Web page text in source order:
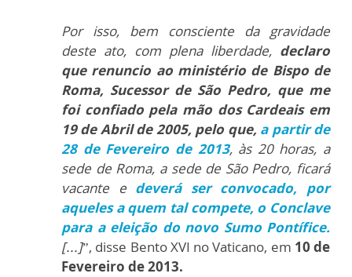
Por isso, bem consciente da gravidade
deste ato, com plena liberdade, declaro
que renuncio ao ministério de Bispo de
Roma, Sucessor de São Pedro, que me
foi confiado pela mão dos Cardeais em
19 de Abril de 2005, pelo que, a partir de
28 de Fevereiro de 2013, às 20 horas, a
sede de Roma, a sede de São Pedro, ficará
vacante e deverá ser convocado, por
aqueles a quem tal compete, o Conclave
para a eleição do novo Sumo Pontífice.
[...]”, disse Bento XVI no Vaticano, em 10 de
Fevereiro de 2013.